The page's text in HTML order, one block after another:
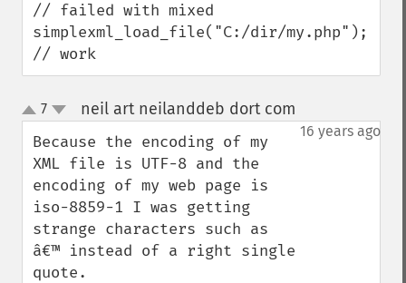
// failed with mixed
simplexml_load_file("C:/dir/my.php");
// work
up
down
7 neil art neilanddeb dort com
16 years ago
Because the encoding of my
XML file is UTF-8 and the
encoding of my web page is
iso-8859-1 I was getting
strange characters such as
â€™ instead of a right single
quote.